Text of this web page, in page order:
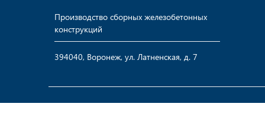
Производство сборных железобетонных
конструкций
394040, Воронеж, ул. Латненская, д. 7